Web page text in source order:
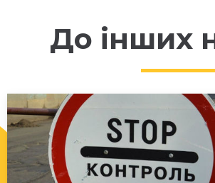
До інших